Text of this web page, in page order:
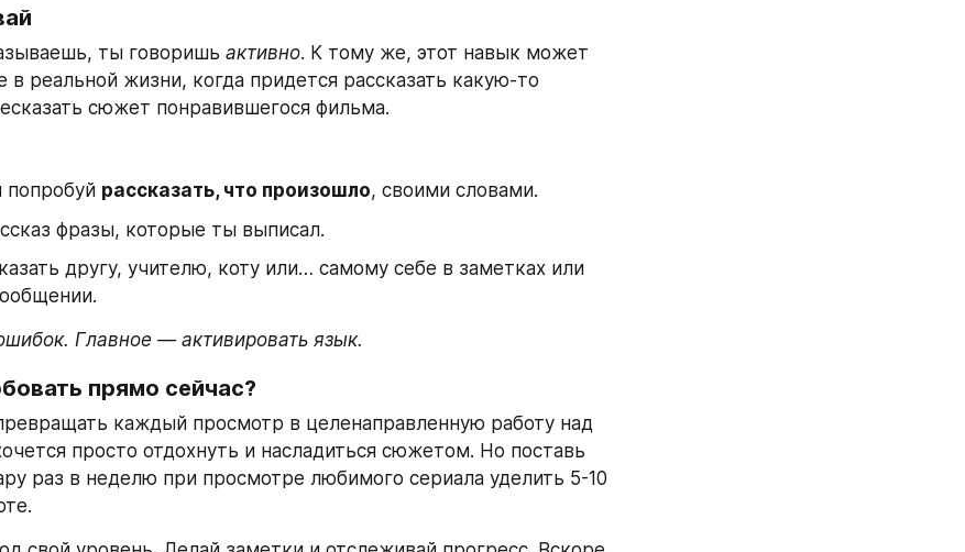
ты говоришь активно. К тому же, этот навык может
в реальной жизни, когда придется рассказать какую-то
сюжет понравившегося фильма.
попробуй рассказать, что произошло, своими словами.
фразы, которые ты выписал.
другу, учителю, коту или… самому себе в заметках или
Главное — активировать язык.
прямо сейчас?
каждый просмотр в целенаправленную работу над
просто отдохнуть и насладиться сюжетом. Но поставь
раз в неделю при просмотре любимого сериала уделить 5-10